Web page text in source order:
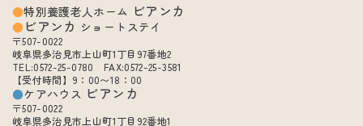
特別養護老人ホーム ビアンカ
ビアンカ ショートステイ
〒507-0022
岐阜県多治見市上山町1丁目97番地2
TEL:0572-25-0780 FAX:0572-25-3581
【受付時間】9：00〜18：00
ケアハウス ビアンカ
〒507-0022
岐阜県多治見市上山町1丁目92番地1